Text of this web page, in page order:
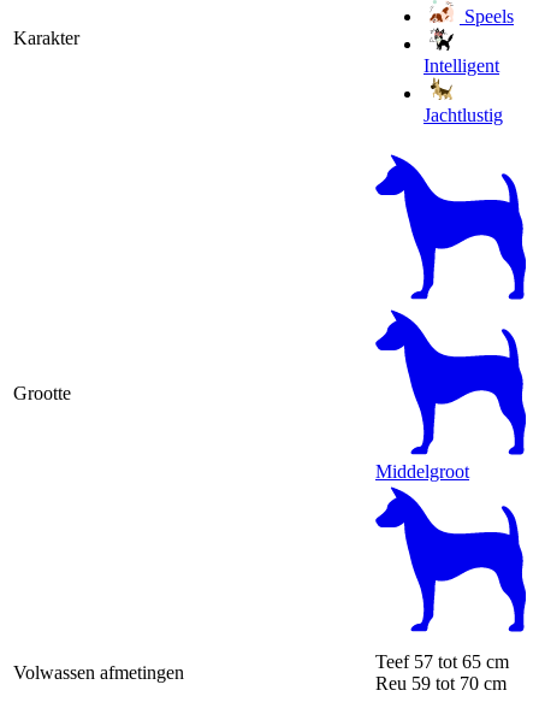
Karakter
Speels
Intelligent
Jachtlustig
Grootte
Middelgroot
Volwassen afmetingen
Teef 57 tot 65 cm
Reu 59 tot 70 cm